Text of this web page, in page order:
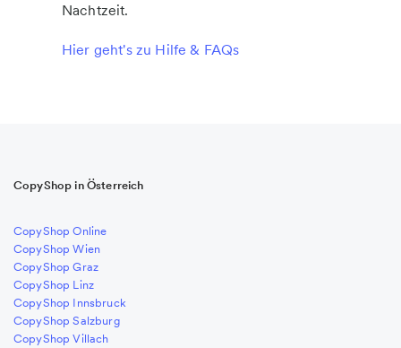
Nachtzeit.
Hier geht's zu Hilfe & FAQs
CopyShop in Österreich
CopyShop Online
CopyShop Wien
CopyShop Graz
CopyShop Linz
CopyShop Innsbruck
CopyShop Salzburg
CopyShop Villach